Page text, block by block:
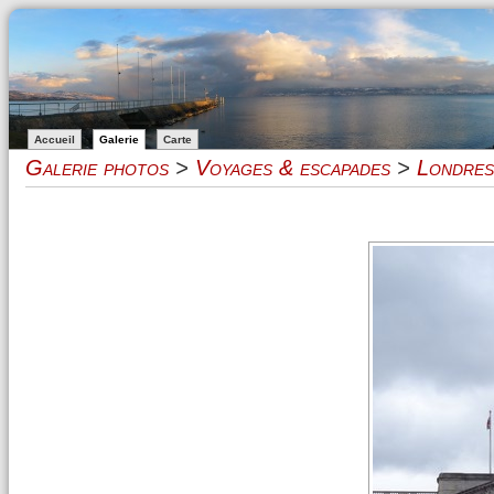
Accueil Galerie Carte
Galerie photos > Voyages & escapades > Londres